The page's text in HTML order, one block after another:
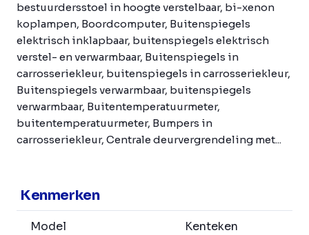
bestuurdersstoel in hoogte verstelbaar, bi-xenon
koplampen, Boordcomputer, Buitenspiegels
elektrisch inklapbaar, buitenspiegels elektrisch
verstel- en verwarmbaar, Buitenspiegels in
carrosseriekleur, buitenspiegels in carrosseriekleur,
Buitenspiegels verwarmbaar, buitenspiegels
verwarmbaar, Buitentemperatuurmeter,
buitentemperatuurmeter, Bumpers in
carrosseriekleur, Centrale deurvergrendeling met...
Kenmerken
Model
Kenteken